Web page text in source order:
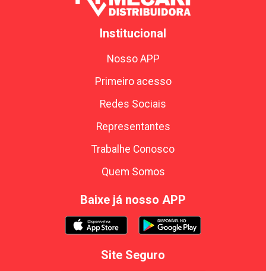
Institucional
Nosso APP
Primeiro acesso
Redes Sociais
Representantes
Trabalhe Conosco
Quem Somos
Baixe já nosso APP
Site Seguro